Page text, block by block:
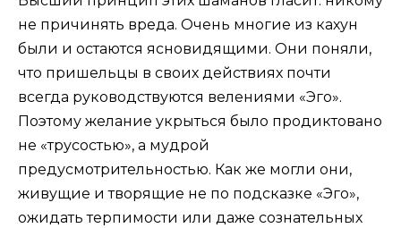
не причинять вреда. Очень многие из кахун
были и остаются ясновидящими. Они поняли,
что пришельцы в своих действиях почти
всегда руководствуются велениями «Эго».
Поэтому желание укрыться было продиктовано
не «трусостью», а мудрой
предусмотрительностью. Как же могли они,
живущие и творящие не по подсказке «Эго»,
ожидать терпимости или даже сознательных